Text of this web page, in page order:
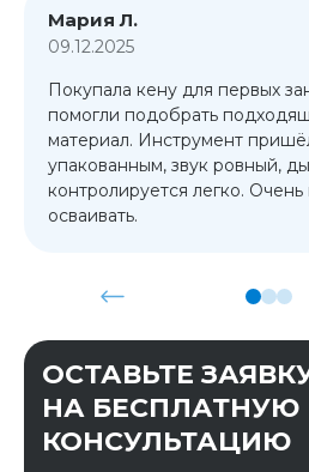
Мария Л.
09.12.2025
Покупала кену для первых
помогли подобрать
материал. Инструмент
упакованным, звук ровный,
контролируется легко.
осваивать.
ОСТАВЬТЕ
НА БЕСПЛАТНУЮ
КОНСУЛЬТАЦИЮ